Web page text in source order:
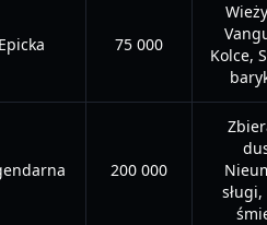
Epicka 75 000
Kolce,
200 000